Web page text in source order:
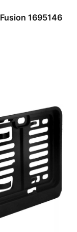
Poduszka silnika Fiesta V , Fiesta IV, Fusion 1695146